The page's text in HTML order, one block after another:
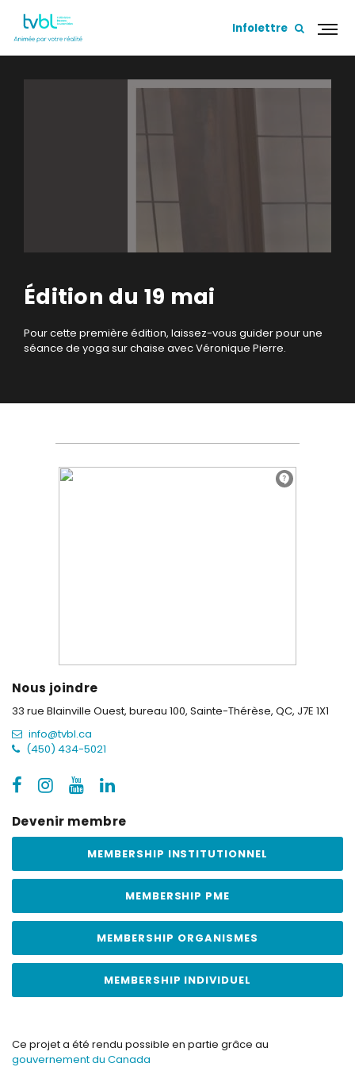
Infolettre
Édition du 19 mai
Pour cette première édition, laissez-vous guider pour une
séance de yoga sur chaise avec Véronique Pierre.
Nous joindre
33 rue Blainville Ouest, bureau 100, Sainte-Thérèse, QC, J7E 1X1
info@tvbl.ca
(450) 434-5021
Devenir membre
MEMBERSHIP INSTITUTIONNEL
MEMBERSHIP PME
MEMBERSHIP ORGANISMES
MEMBERSHIP INDIVIDUEL
Ce projet a été rendu possible en partie grâce au
gouvernement du Canada